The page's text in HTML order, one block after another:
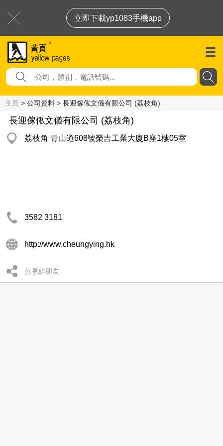
立即下載yp1083手機app
主頁 > 公司資料 > 長迎傢俬文儀有限公司 (荔枝角)
長迎傢俬文儀有限公司 (荔枝角)
荔枝角 青山道608號榮吉工業大廈B座1樓05室
3582 3181
http://www.cheungying.hk
分享給朋友